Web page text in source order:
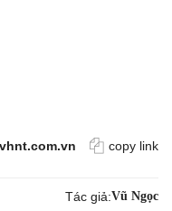
copy link
Tác giả:Vũ Ngọc